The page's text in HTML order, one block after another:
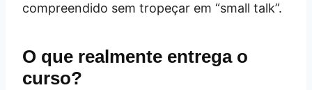
compreendido sem tropeçar em “small talk”.
O que realmente entrega o
curso?